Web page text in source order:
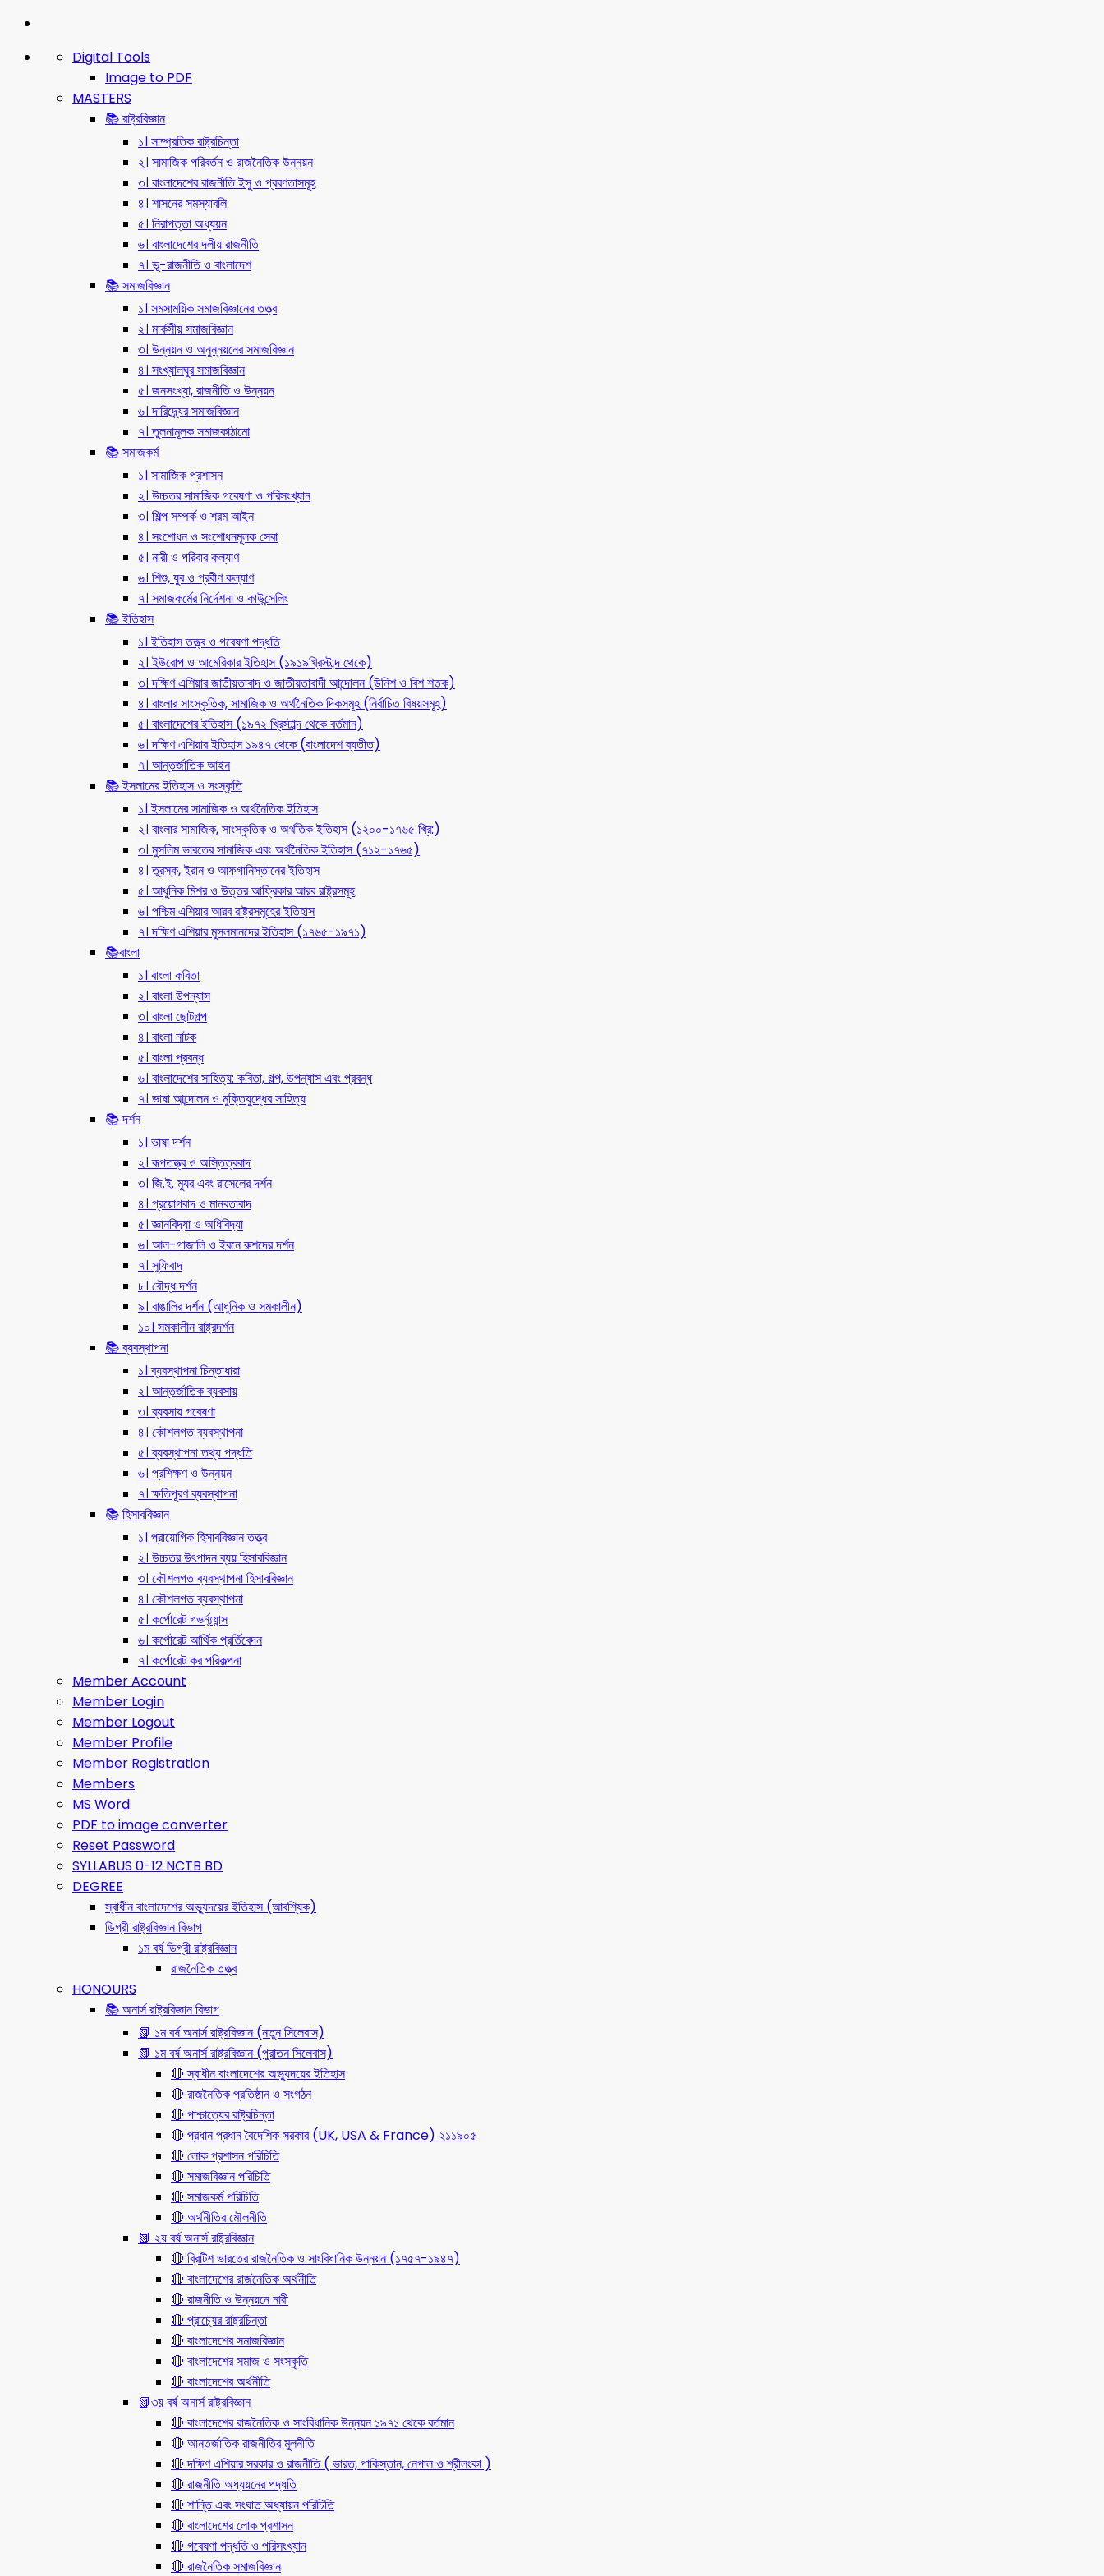
Digital Tools
Image to PDF
MASTERS
📚 রাষ্ট্রবিজ্ঞান
১। সাম্প্রতিক রাষ্ট্রচিন্তা
২। সামাজিক পরিবর্তন ও রাজনৈতিক উন্নয়ন
৩। বাংলাদেশের রাজনীতি ইসু ও প্রবণতাসমূহ
৪। শাসনের সমস্যাবলি
৫। নিরাপত্তা অধ্যয়ন
৬। বাংলাদেশের দলীয় রাজনীতি
৭। ভূ-রাজনীতি ও বাংলাদেশ
📚 সমাজবিজ্ঞান
১। সমসাময়িক সমাজবিজ্ঞানের তত্ত্ব
২। মার্কসীয় সমাজবিজ্ঞান
৩। উন্নয়ন ও অনুন্নয়নের সমাজবিজ্ঞান
৪। সংখ্যালঘুর সমাজবিজ্ঞান
৫। জনসংখ্যা, রাজনীতি ও উন্নয়ন
৬। দারিদ্র্যের সমাজবিজ্ঞান
৭। তুলনামূলক সমাজকাঠামো
📚 সমাজকর্ম
১। সামাজিক প্রশাসন
২। উচ্চতর সামাজিক গবেষণা ও পরিসংখ্যান
৩। শিল্প সম্পর্ক ও শ্রম আইন
৪। সংশোধন ও সংশোধনমূলক সেবা
৫। নারী ও পরিবার কল্যাণ
৬। শিশু, যুব ও প্রবীণ কল্যাণ
৭। সমাজকর্মের নির্দেশনা ও কাউন্সেলিং
📚 ইতিহাস
১। ইতিহাস তত্ত্ব ও গবেষণা পদ্ধতি
২। ইউরোপ ও আমেরিকার ইতিহাস (১৯১৯খ্রিস্টাব্দ থেকে)
৩। দক্ষিণ এশিয়ার জাতীয়তাবাদ ও জাতীয়তাবাদী আন্দোলন (উনিশ ও বিশ শতক)
৪। বাংলার সাংস্কৃতিক, সামাজিক ও অর্থনৈতিক দিকসমূহ (নির্বাচিত বিষয়সমূহ)
৫। বাংলাদেশের ইতিহাস (১৯৭২ খ্রিস্টাব্দ থেকে বর্তমান)
৬। দক্ষিণ এশিয়ার ইতিহাস ১৯৪৭ থেকে (বাংলাদেশ ব্যতীত)
৭। আন্তর্জাতিক আইন
📚 ইসলামের ইতিহাস ও সংস্কৃতি
১। ইসলামের সামাজিক ও অর্থনৈতিক ইতিহাস
২। বাংলার সামাজিক, সাংস্কৃতিক ও অর্থতিক ইতিহাস (১২০০-১৭৬৫ খ্রি:)
৩। মুসলিম ভারতের সামাজিক এবং অর্থনৈতিক ইতিহাস (৭১২-১৭৬৫)
৪। তুরস্ক, ইরান ও আফগানিস্তানের ইতিহাস
৫। আধুনিক মিশর ও উত্তর আফ্রিকার আরব রাষ্ট্রসমূহ
৬। পশ্চিম এশিয়ার আরব রাষ্ট্রসমূহের ইতিহাস
৭। দক্ষিণ এশিয়ার মুসলমানদের ইতিহাস (১৭৬৫-১৯৭১)
📚বাংলা
১। বাংলা কবিতা
২। বাংলা উপন্যাস
৩। বাংলা ছোটগল্প
৪। বাংলা নাটক
৫। বাংলা প্রবন্ধ
৬। বাংলাদেশের সাহিত্য: কবিতা, গল্প, উপন্যাস এবং প্রবন্ধ
৭। ভাষা আন্দোলন ও মুক্তিযুদ্ধের সাহিত্য
📚 দর্শন
১। ভাষা দর্শন
২। রূপতত্ত্ব ও অস্তিত্ববাদ
৩। জি.ই. ম্যুর এবং রাসেলের দর্শন
৪। প্রয়োগবাদ ও মানবতাবাদ
৫। জ্ঞানবিদ্যা ও অধিবিদ্যা
৬। আল-গাজালি ও ইবনে রুশদের দর্শন
৭। সুফিবাদ
৮। বৌদ্ধ দর্শন
৯। বাঙালির দর্শন (আধুনিক ও সমকালীন)
১০। সমকালীন রাষ্ট্রদর্শন
📚 ব্যবস্থাপনা
১। ব্যবস্থাপনা চিন্তাধারা
২। আন্তর্জাতিক ব্যবসায়
৩। ব্যবসায় গবেষণা
৪। কৌশলগত ব্যবস্থাপনা
৫। ব্যবস্থাপনা তথ্য পদ্ধতি
৬। প্রশিক্ষণ ও উন্নয়ন
৭। ক্ষতিপূরণ ব্যবস্থাপনা
📚 হিসাববিজ্ঞান
১। প্রায়োগিক হিসাববিজ্ঞান তত্ত্ব
২। উচ্চতর উৎপাদন ব্যয় হিসাববিজ্ঞান
৩। কৌশলগত ব্যবস্থাপনা হিসাববিজ্ঞান
৪। কৌশলগত ব্যবস্থাপনা
৫। কর্পোরেট গভর্ন্য্যান্স
৬। কর্পোরেট আর্থিক প্রর্তিবেদন
৭। কর্পোরেট কর পরিকল্পনা
Member Account
Member Login
Member Logout
Member Profile
Member Registration
Members
MS Word
PDF to image converter
Reset Password
SYLLABUS 0-12 NCTB BD
DEGREE
স্বাধীন বাংলাদেশের অভ্যুদয়ের ইতিহাস (আবশ্যিক)
ডিগ্রী রাষ্ট্রবিজ্ঞান বিভাগ
১ম বর্ষ ডিগ্রী রাষ্ট্রবিজ্ঞান
রাজনৈতিক তত্ত্ব
HONOURS
📚 অনার্স রাষ্ট্রবিজ্ঞান বিভাগ
📗 ১ম বর্ষ অনার্স রাষ্ট্রবিজ্ঞান (নতুন সিলেবাস)
📗 ১ম বর্ষ অনার্স রাষ্ট্রবিজ্ঞান (পুরাতন সিলেবাস)
🔴 স্বাধীন বাংলাদেশের অভ্যুদয়ের ইতিহাস
🔴 রাজনৈতিক প্রতিষ্ঠান ও সংগঠন
🔴 পাশ্চাত্যের রাষ্ট্রচিন্তা
🔴 প্রধান প্রধান বৈদেশিক সরকার (UK, USA & France) ২১১৯০৫
🔴 লোক প্রশাসন পরিচিতি
🔴 সমাজবিজ্ঞান পরিচিতি
🔴 সমাজকর্ম পরিচিতি
🔴 অর্থনীতির মৌলনীতি
📗 ২য় বর্ষ অনার্স রাষ্ট্রবিজ্ঞান
🔴 ব্রিটিশ ভারতের রাজনৈতিক ও সাংবিধানিক উন্নয়ন (১৭৫৭-১৯৪৭)
🔴 বাংলাদেশের রাজনৈতিক অর্থনীতি
🔴 রাজনীতি ও উন্নয়নে নারী
🔴 প্রাচ্যের রাষ্ট্রচিন্তা
🔴 বাংলাদেশের সমাজবিজ্ঞান
🔴 বাংলাদেশের সমাজ ও সংস্কৃতি
🔴 বাংলাদেশের অর্থনীতি
📗৩য় বর্ষ অনার্স রাষ্ট্রবিজ্ঞান
🔴 বাংলাদেশের রাজনৈতিক ও সাংবিধানিক উন্নয়ন ১৯৭১ থেকে বর্তমান
🔴 আন্তর্জাতিক রাজনীতির মূলনীতি
🔴 দক্ষিণ এশিয়ার সরকার ও রাজনীতি ( ভারত, পাকিস্তান, নেপাল ও শ্রীলংকা )
🔴 রাজনীতি অধ্যয়নের পদ্ধতি
🔴 শান্তি এবং সংঘাত অধ্যায়ন পরিচিতি
🔴 বাংলাদেশের লোক প্রশাসন
🔴 গবেষণা পদ্ধতি ও পরিসংখ্যান
🔴 রাজনৈতিক সমাজবিজ্ঞান